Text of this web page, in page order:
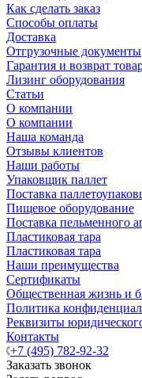
Как сделать заказ
Способы оплаты
Доставка
Отгрузочные документы
Гарантия и возврат
Лизинг оборудования
Статьи
О компании
О компании
Наша команда
Отзывы клиентов
Наши работы
Упаковщик паллет
Поставка
Пищевое оборудование
Поставка пельменного
Пластиковая тара
Пластиковая тара
Наши преимущества
Сертификаты
Общественная жизнь и
Политика
Реквизиты
Контакты
+7 (495) 782-92-32
Заказать звонок